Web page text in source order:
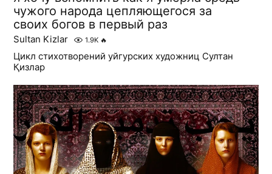
чужого народа цепляющегося за
своих богов в первый раз
Sultan Kizlar 1.9K 🔥
Цикл стихотворений уйгурских художниц Султан
Қизлар